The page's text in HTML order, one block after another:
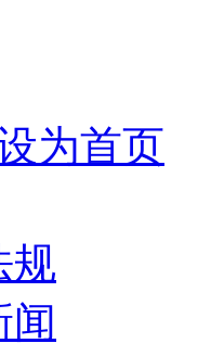
为首页
规
闻